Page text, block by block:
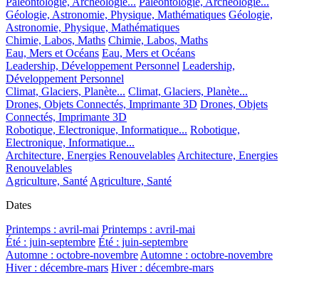
Géologie, Astronomie, Physique, Mathématiques Géologie,
Astronomie, Physique, Mathématiques
Chimie, Labos, Maths Chimie, Labos, Maths
Eau, Mers et Océans Eau, Mers et Océans
Leadership, Développement Personnel Leadership,
Développement Personnel
Climat, Glaciers, Planète... Climat, Glaciers, Planète...
Drones, Objets Connectés, Imprimante 3D Drones, Objets
Connectés, Imprimante 3D
Robotique, Electronique, Informatique... Robotique,
Electronique, Informatique...
Architecture, Energies RenouvelablesArchitecture, Energies
Renouvelables
Agriculture, SantéAgriculture, Santé
Dates
Printemps : avril-mai Printemps : avril-mai
Été : juin-septembre Été : juin-septembre
Automne : octobre-novembreAutomne : octobre-novembre
Hiver : décembre-mars Hiver : décembre-mars